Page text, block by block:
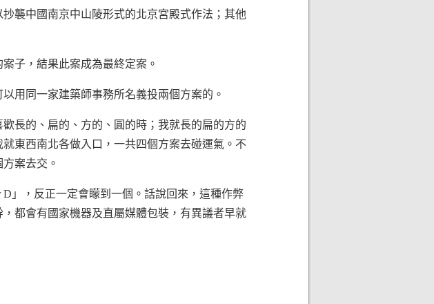
襲中國南京中山陵形式的北京宮殿式作法；其他
子，結果此案成為最終定案。
用同一家建築師事務所名義投兩個方案的。
長的、扁的、方的、圓的時；我就長的扁的方的
東西南北各做入口，一共四個方案去碰運氣。不
案去交。
」，反正一定會矇到一個。話說回來，這種作弊
都會有國家機器及直屬媒體包裝，有異議者早就